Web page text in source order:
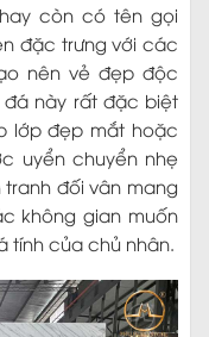
còn có tên gọi
đặc trưng với các
nên vẻ đẹp độc
này rất đặc biệt
lớp đẹp mắt hoặc
uyển chuyển nhẹ
đối vân mang
không gian muốn
tính của chủ nhân.